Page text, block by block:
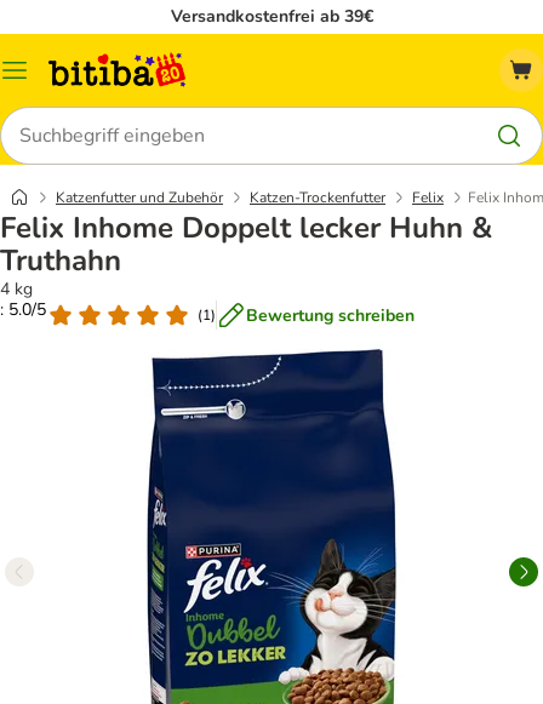
Versandkostenfrei ab 39€
Menü
Suchen
Katzenfutter und Zubehör Katzen-Trockenfutter Felix Felix
Felix Inhome Doppelt lecker Huhn &
Truthahn
4 kg
: 5.0/5
(1) Bewertung schreiben